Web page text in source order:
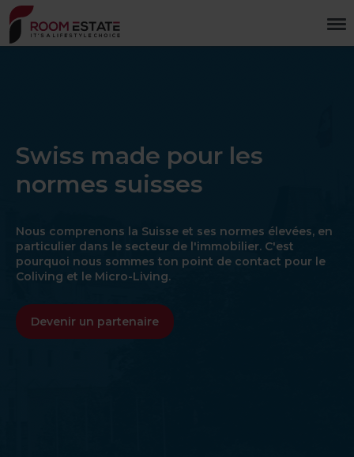
Aller
au
contenu
Swiss made pour les
normes suisses
Nous comprenons la Suisse et ses normes élevées, en
particulier dans le secteur de l'immobilier. C'est
pourquoi nous sommes ton point de contact pour le
Coliving et le Micro-Living.
Devenir un partenaire